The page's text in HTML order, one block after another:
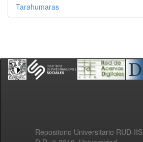
Tarahumaras
Repositorio Universitario RUD-IIS